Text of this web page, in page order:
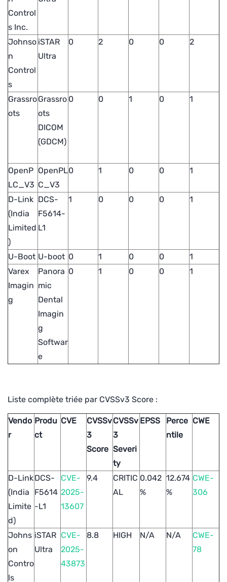
Control
s Inc.
Johnso
n
Control
s
iSTAR
Ultra
0 2 0 0 2
Grassro
ots
Grassro
ots
DICOM
(GDCM)
0 0 1 0 1
OpenP
LC_V3
OpenPL
C_V3
0 1 0 0 1
D-Link
(India
Limited
)
DCS-
F5614-
L1
1 0 0 0 1
U-Boot U-boot 0 1 0 0
1
Varex
Imagin
g
Panora
mic
Dental
Imagin
g
Softwar
e
0 1 0 0 1
Liste complète triée par CVSSv3 Score :
Vendo
r
Produ
ct
CVE
CVSSv
3
Score
CVSSv
3
Severi
ty
EPSS
Perce
ntile
CWE
D-Link
(India
Limite
d)
DCS-
F5614
-L1
CVE-
2025-
13607
9.4
CRITIC
AL
0.042
%
12.674
%
CWE-
306
Johns
on
Contro
ls
iSTAR
Ultra
CVE-
2025-
43873
8.8 HIGH N/A N/A
CWE-
78